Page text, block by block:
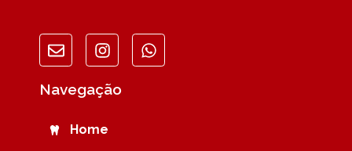
Navegação
Home